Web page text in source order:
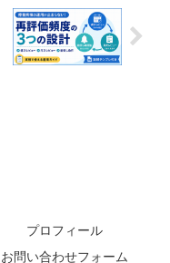
プロフィール
お問い合わせフォーム